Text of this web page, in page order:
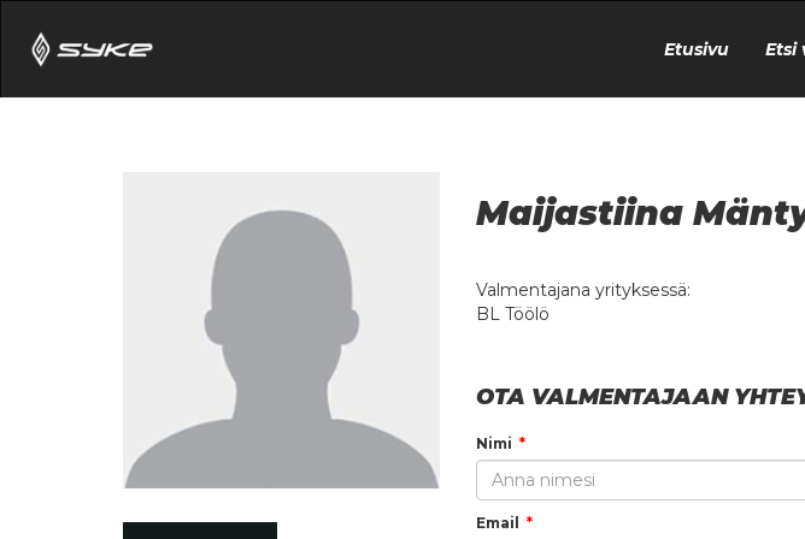
Etusivu Etsi
Maijastiina
Valmentajana yrityksessä:
BL Töölö
OTA VALMENTAJAAN
Nimi
Email